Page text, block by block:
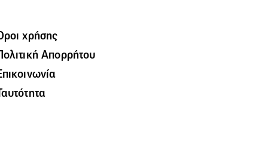
χρήσης
Απορρήτου